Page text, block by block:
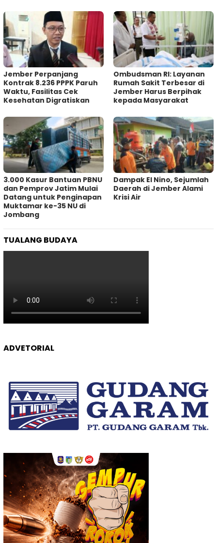
Jember Perpanjang
Kontrak 8.236 PPPK Paruh
Waktu, Fasilitas Cek
Kesehatan Digratiskan
Ombudsman RI: Layanan
Rumah Sakit Terbesar di
Jember Harus Berpihak
kepada Masyarakat
3.000 Kasur Bantuan PBNU
dan Pemprov Jatim Mulai
Datang untuk Penginapan
Muktamar ke-35 NU di
Jombang
Dampak El Nino, Sejumlah
Daerah di Jember Alami
Krisi Air
TUALANG BUDAYA
ADVETORIAL